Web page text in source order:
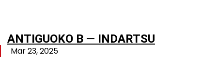
ANTIGUOKO B — INDARTSU
Mar 23, 2025